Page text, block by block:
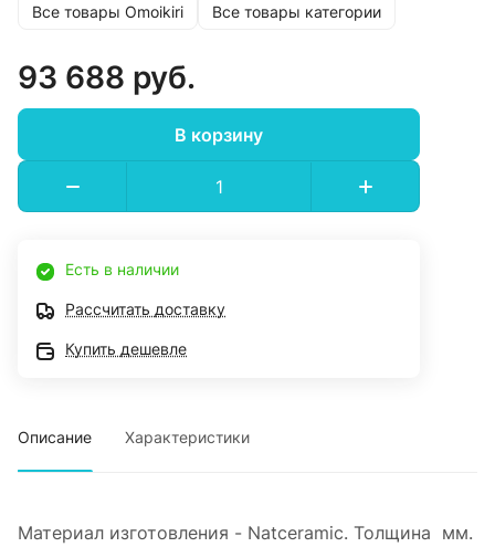
Все товары Omoikiri Все товары категории
93 688 руб.
В корзину
Есть в наличии
Рассчитать доставку
Купить дешевле
Описание Характеристики
Материал изготовления - Natceramic. Толщина мм.